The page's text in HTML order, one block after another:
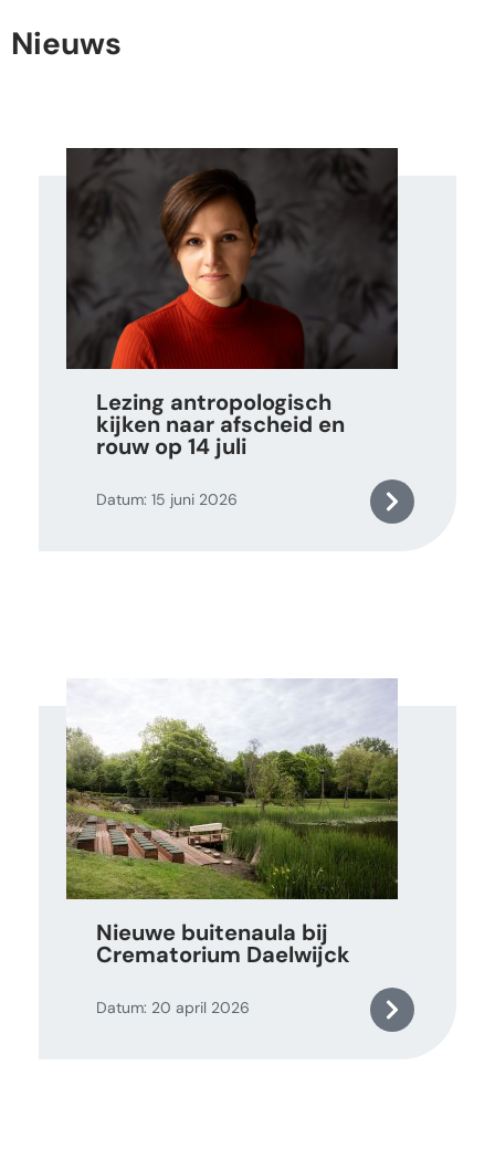
Nieuws
Lezing antropologisch
kijken naar afscheid en
rouw op 14 juli
Datum: 15 juni 2026
Nieuwe buitenaula bij
Crematorium Daelwijck
Datum: 20 april 2026